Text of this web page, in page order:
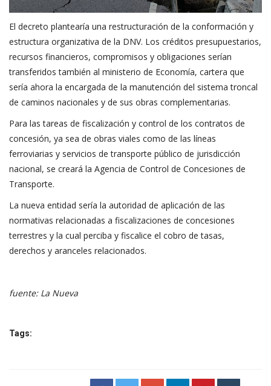
El decreto plantearía una restructuración de la conformación y
estructura organizativa de la DNV. Los créditos presupuestarios,
recursos financieros, compromisos y obligaciones serían
transferidos también al ministerio de Economía, cartera que
sería ahora la encargada de la manutención del sistema troncal
de caminos nacionales y de sus obras complementarias.
Para las tareas de fiscalización y control de los contratos de
concesión, ya sea de obras viales como de las líneas
ferroviarias y servicios de transporte público de jurisdicción
nacional, se creará la Agencia de Control de Concesiones de
Transporte.
La nueva entidad sería la autoridad de aplicación de las
normativas relacionadas a fiscalizaciones de concesiones
terrestres y la cual perciba y fiscalice el cobro de tasas,
derechos y aranceles relacionados.
fuente: La Nueva
Tags: